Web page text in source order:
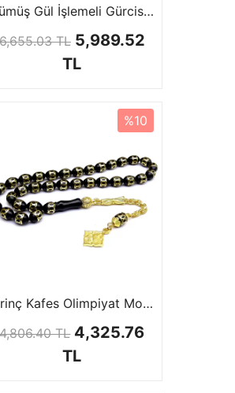
Gümüş Gül İşlemeli Gürcistan Oltu Tesbih
6,655.03 TL 5,989.52
TL
%10
Pirinç Kafes Olimpiyat Model Gürcistan Oltu Tesbih
4,806.40 TL 4,325.76
TL